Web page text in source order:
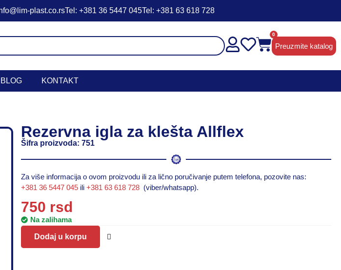
plast.co.rsTel: +381 36 5447 045Tel: +381 63 618 728
0
Preuzmite katalog
BLOG KONTAKT
Rezervna igla za klešta Allflex
Šifra proizvoda: 751
Za više informacija o ovom proizvodu ili za lično poručivanje putem telefona, pozovite nas:
+381 36 5447 045 ili +381 63 618 728 (viber/whatsapp).
750 rsd
Na zalihama
Dodaj u korpu